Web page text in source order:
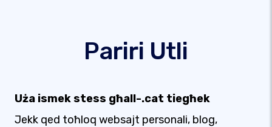
Pariri Utli
Uża ismek stess għall-.cat tiegħek
Jekk qed toħloq websajt personali, blog,